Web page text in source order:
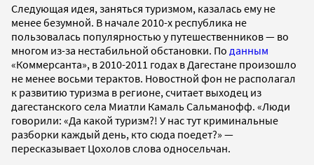
Следующая идея, заняться туризмом, казалась ему не
менее безумной. В начале 2010-х республика не
пользовалась популярностью у путешественников — во
многом из-за нестабильной обстановки. По данным
«Коммерсанта», в 2010-2011 годах в Дагестане произошло
не менее восьми терактов. Новостной фон не располагал
к развитию туризма в регионе, считает выходец из
дагестанского села Миатли Камаль Сальманофф. «Люди
говорили: «Да какой туризм?! У нас тут криминальные
разборки каждый день, кто сюда поедет?» —
пересказывает Цохолов слова односельчан.